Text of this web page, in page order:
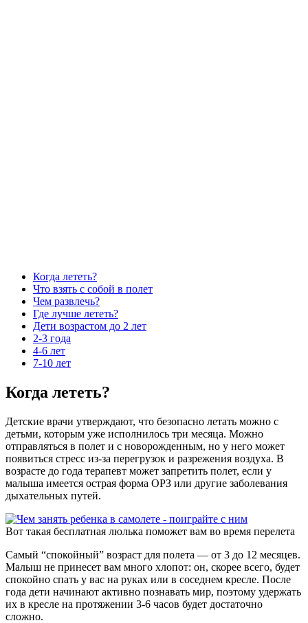
Когда лететь?
Что взять с собой в полет
Чем развлечь?
Где лучше лететь?
Дети возрастом до 2 лет
2-3 года
4-6 лет
7-10 лет
Когда лететь?
Детские врачи утверждают, что безопасно летать можно с
детьми, которым уже исполнилось три месяца. Можно
отправляться в полет и с новорожденным, но у него может
появиться стресс из-за перегрузок и разрежения воздуха. В
возрасте до года терапевт может запретить полет, если у
малыша имеется острая форма ОРЗ или другие заболевания
дыхательных путей.
Вот такая бесплатная люлька поможет вам во время перелета
Самый “спокойный” возраст для полета — от 3 до 12 месяцев.
Малыш не принесет вам много хлопот: он, скорее всего, будет
спокойно спать у вас на руках или в соседнем кресле. После
года дети начинают активно познавать мир, поэтому удержать
их в кресле на протяжении 3-6 часов будет достаточно
сложно.